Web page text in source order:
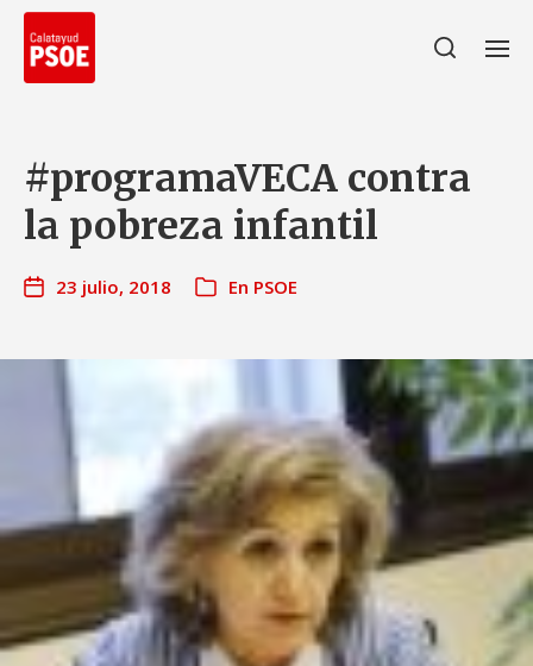
#programaVECA contra
la pobreza infantil
23 julio, 2018 En PSOE